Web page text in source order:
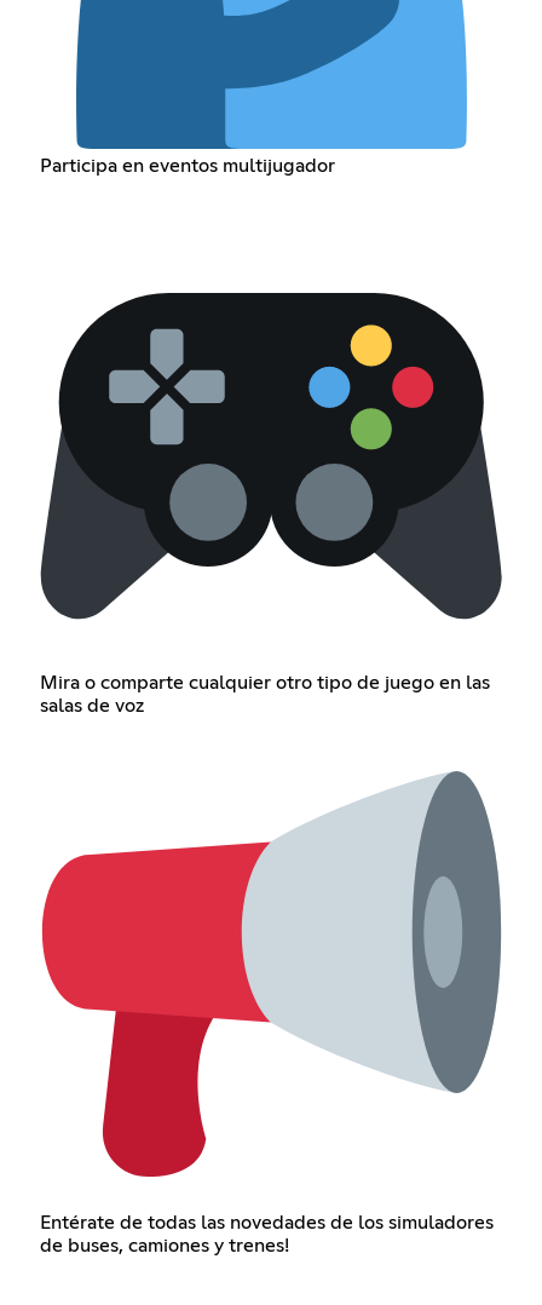
Participa en eventos multijugador
Mira o comparte cualquier otro tipo de juego en las
salas de voz
Entérate de todas las novedades de los simuladores
de buses, camiones y trenes!